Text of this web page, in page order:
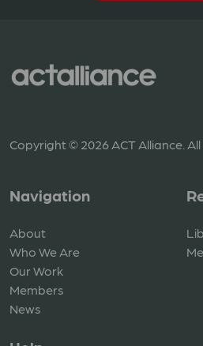
Copyright © 2026 ACT Alliance.
Navigation
About
Who We Are
Our Work
Members
News